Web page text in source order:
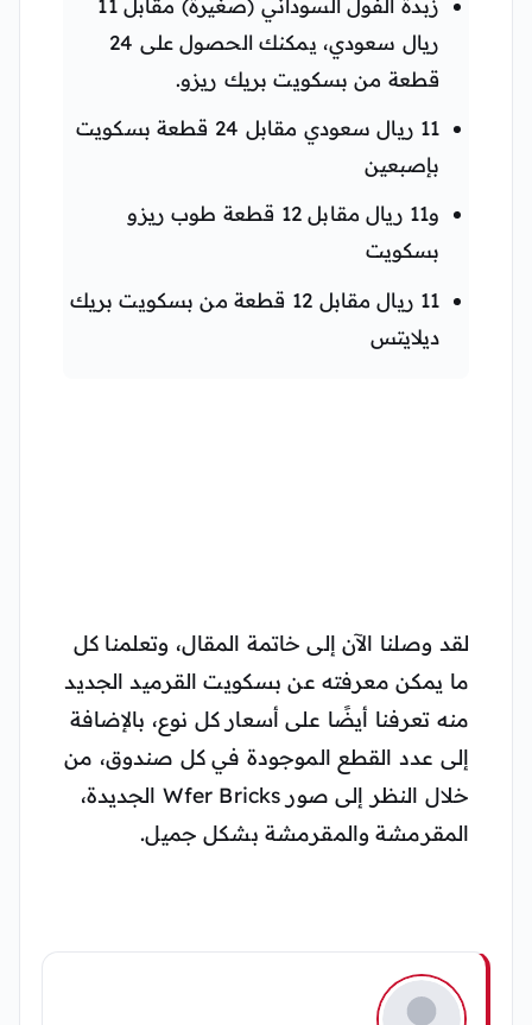
زبدة الفول السوداني (صغيرة) مقابل 11
ريال سعودي، يمكنك الحصول على 24
قطعة من بسكويت بريك ريزو.
11 ريال سعودي مقابل 24 قطعة بسكويت
بإصبعين
و11 ريال مقابل 12 قطعة طوب ريزو
بسكويت
11 ريال مقابل 12 قطعة من بسكويت بريك
ديلايتس
لقد وصلنا الآن إلى خاتمة المقال، وتعلمنا كل
ما يمكن معرفته عن بسكويت القرميد الجديد
منه تعرفنا أيضًا على أسعار كل نوع، بالإضافة
إلى عدد القطع الموجودة في كل صندوق، من
خلال النظر إلى صور Wfer Bricks الجديدة،
المقرمشة والمقرمشة بشكل جميل.